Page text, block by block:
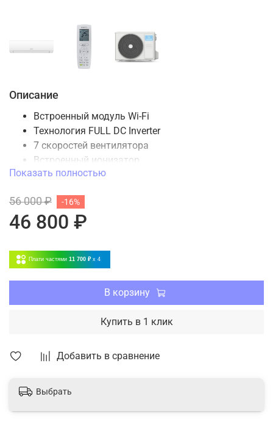
Добавить в сравнение
Описание
Встроенный модуль Wi-Fi
Технология FULL DC Inverter
7 скоростей вентилятора
Встроенный ионизатор
Высокий показатель энергоэффективности А++
Регулировка направления воздушного потока
Регулятор скорости вращения
Режим осушения воздуха
Таймер включения / выключения
Режим вентиляции
Теплый пуск
Показать полностью
56 000 ₽
46 800 ₽
-16%
Плати частями 11 700 ₽ x 4
В корзину
Купить в 1 клик
Выбрать